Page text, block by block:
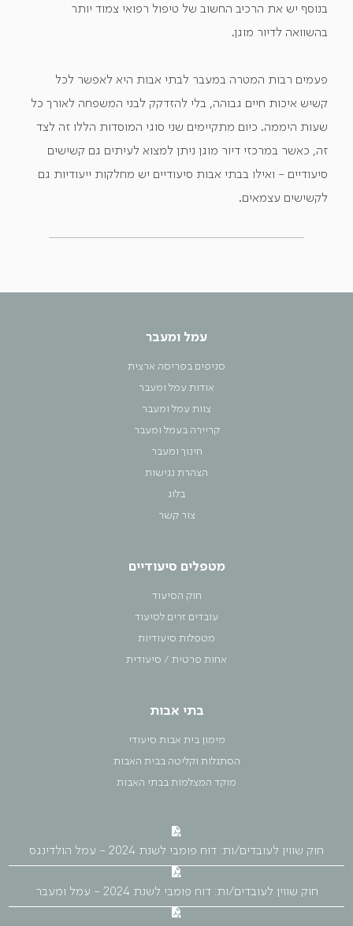
בנוסף יש את הרכיב החשוב של טיפול רפואי צמוד יותר
בהשוואה לדיור מוגן.
פעמים רבות המטרה במעבר לבתי אבות היא לאפשר לכל
קשיש איכות חיים גבוהה, בלי להזדקק לבני המשפחה לאורך כל
שעות היממה. כיום מתקיימים שני סוגי המוסדות הללו זה לצד
זה, כאשר במרכזי דיור מוגן ניתן למצוא לעיתים גם קשישים
סיעודיים - ואילו בבתי אבות סיעודיים יש מחלקות ייעודיות גם
לקשישים עצמאים.
עמל ומעבר
סניפים בפריסה ארצית
אודות עמל ומעבר
צוות עמל ומעבר
קריירה בעמל ומעבר
חינוך ומעבר
הצהרת נגישות
בלוג
צור קשר
מטפלים סיעודיים
חוק הסיעוד
עובדים זרים לסיעוד
מטפלות סיעודיות
אחות פרטית / סיעודית
בתי אבות
מימון בית אבות סיעודי
הסתגלות וקליטה בבית האבות
מוקד המצלמות בבתי האבות
חוק שווין לעובדים/ות: דוח פומבי לשנת 2024 - עמל הולדינגס
חוק שווין לעובדים/ות: דוח פומבי לשנת 2024 - עמל ומעבר